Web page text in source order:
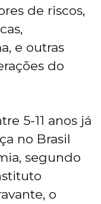
de riscos,
e outras
do
5-11 anos já
no Brasil
segundo
o